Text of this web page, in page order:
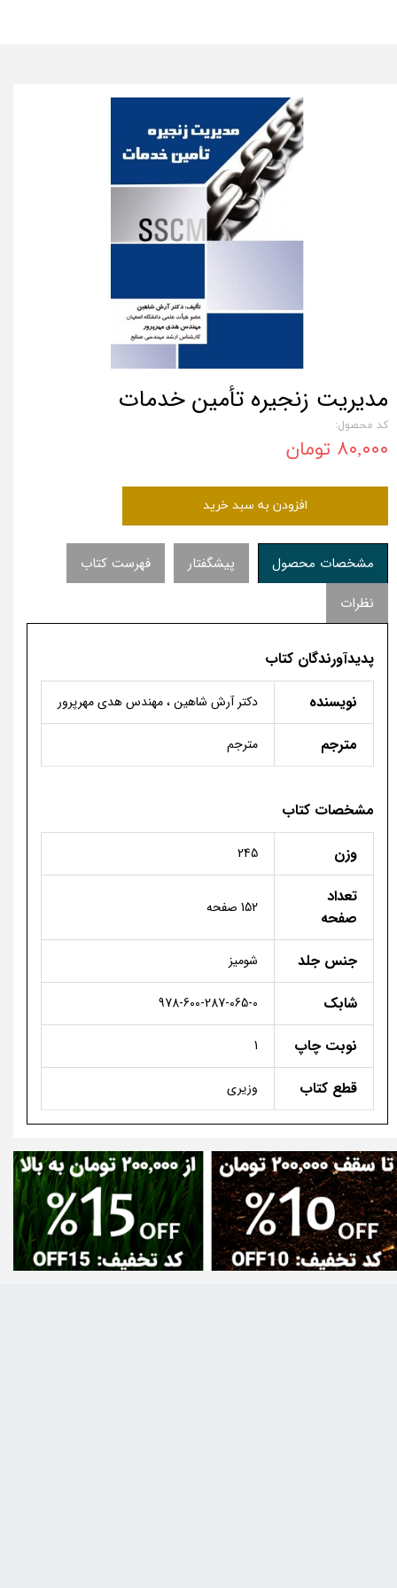
مدیریت زنجیره تأمین خدمات
کد محصول:
۸۰,۰۰۰ تومان
افزودن به سبد خرید
مشخصات محصول پیشگفتار
فهرست کتاب
نظرات
پدیدآورندگان کتاب
نویسنده
دکتر آرش شاهین ، مهندس هدی مهرپرور
مترجم مترجم
مشخصات کتاب
وزن
245
تعداد
صفحه
152 صفحه
جنس جلد شومیز
شابک 978-600-287-065-0
نوبت چاپ 1
قطع کتاب وزیری